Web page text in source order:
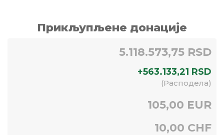
Прикљупљене донације
5.118.573,75 RSD
+563.133,21 RSD
(Расподела)
105,00 EUR
10,00 CHF